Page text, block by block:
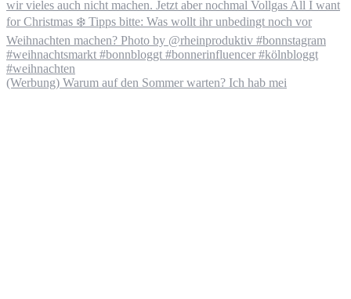
(Werbung) Warum auf den Sommer warten? Ich hab mei